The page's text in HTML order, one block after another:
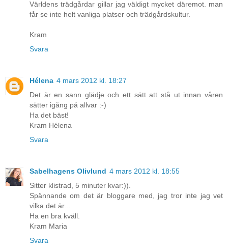
Världens trädgårdar gillar jag väldigt mycket däremot. man
får se inte helt vanliga platser och trädgårdskultur.
Kram
Svara
Hélena 4 mars 2012 kl. 18:27
Det är en sann glädje och ett sätt att stå ut innan våren
sätter igång på allvar :-)
Ha det bäst!
Kram Hélena
Svara
Sabelhagens Olivlund 4 mars 2012 kl. 18:55
Sitter klistrad, 5 minuter kvar:)).
Spännande om det är bloggare med, jag tror inte jag vet
vilka det är...
Ha en bra kväll.
Kram Maria
Svara